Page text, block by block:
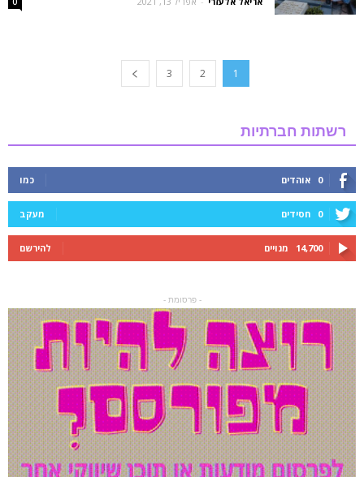
1
2
3
רשתות חברתיות
0 אוהדים כמו
0 חסידים מעקב
14,700 מנויים להירשם
- פרסומת -